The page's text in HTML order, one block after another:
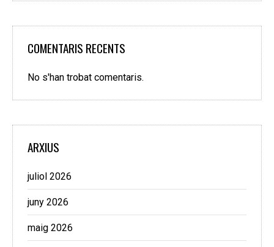
COMENTARIS RECENTS
No s'han trobat comentaris.
ARXIUS
juliol 2026
juny 2026
maig 2026